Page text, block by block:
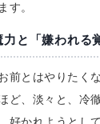
す。
力と「嫌われる
前とはやりたくな
ど、淡々と、冷